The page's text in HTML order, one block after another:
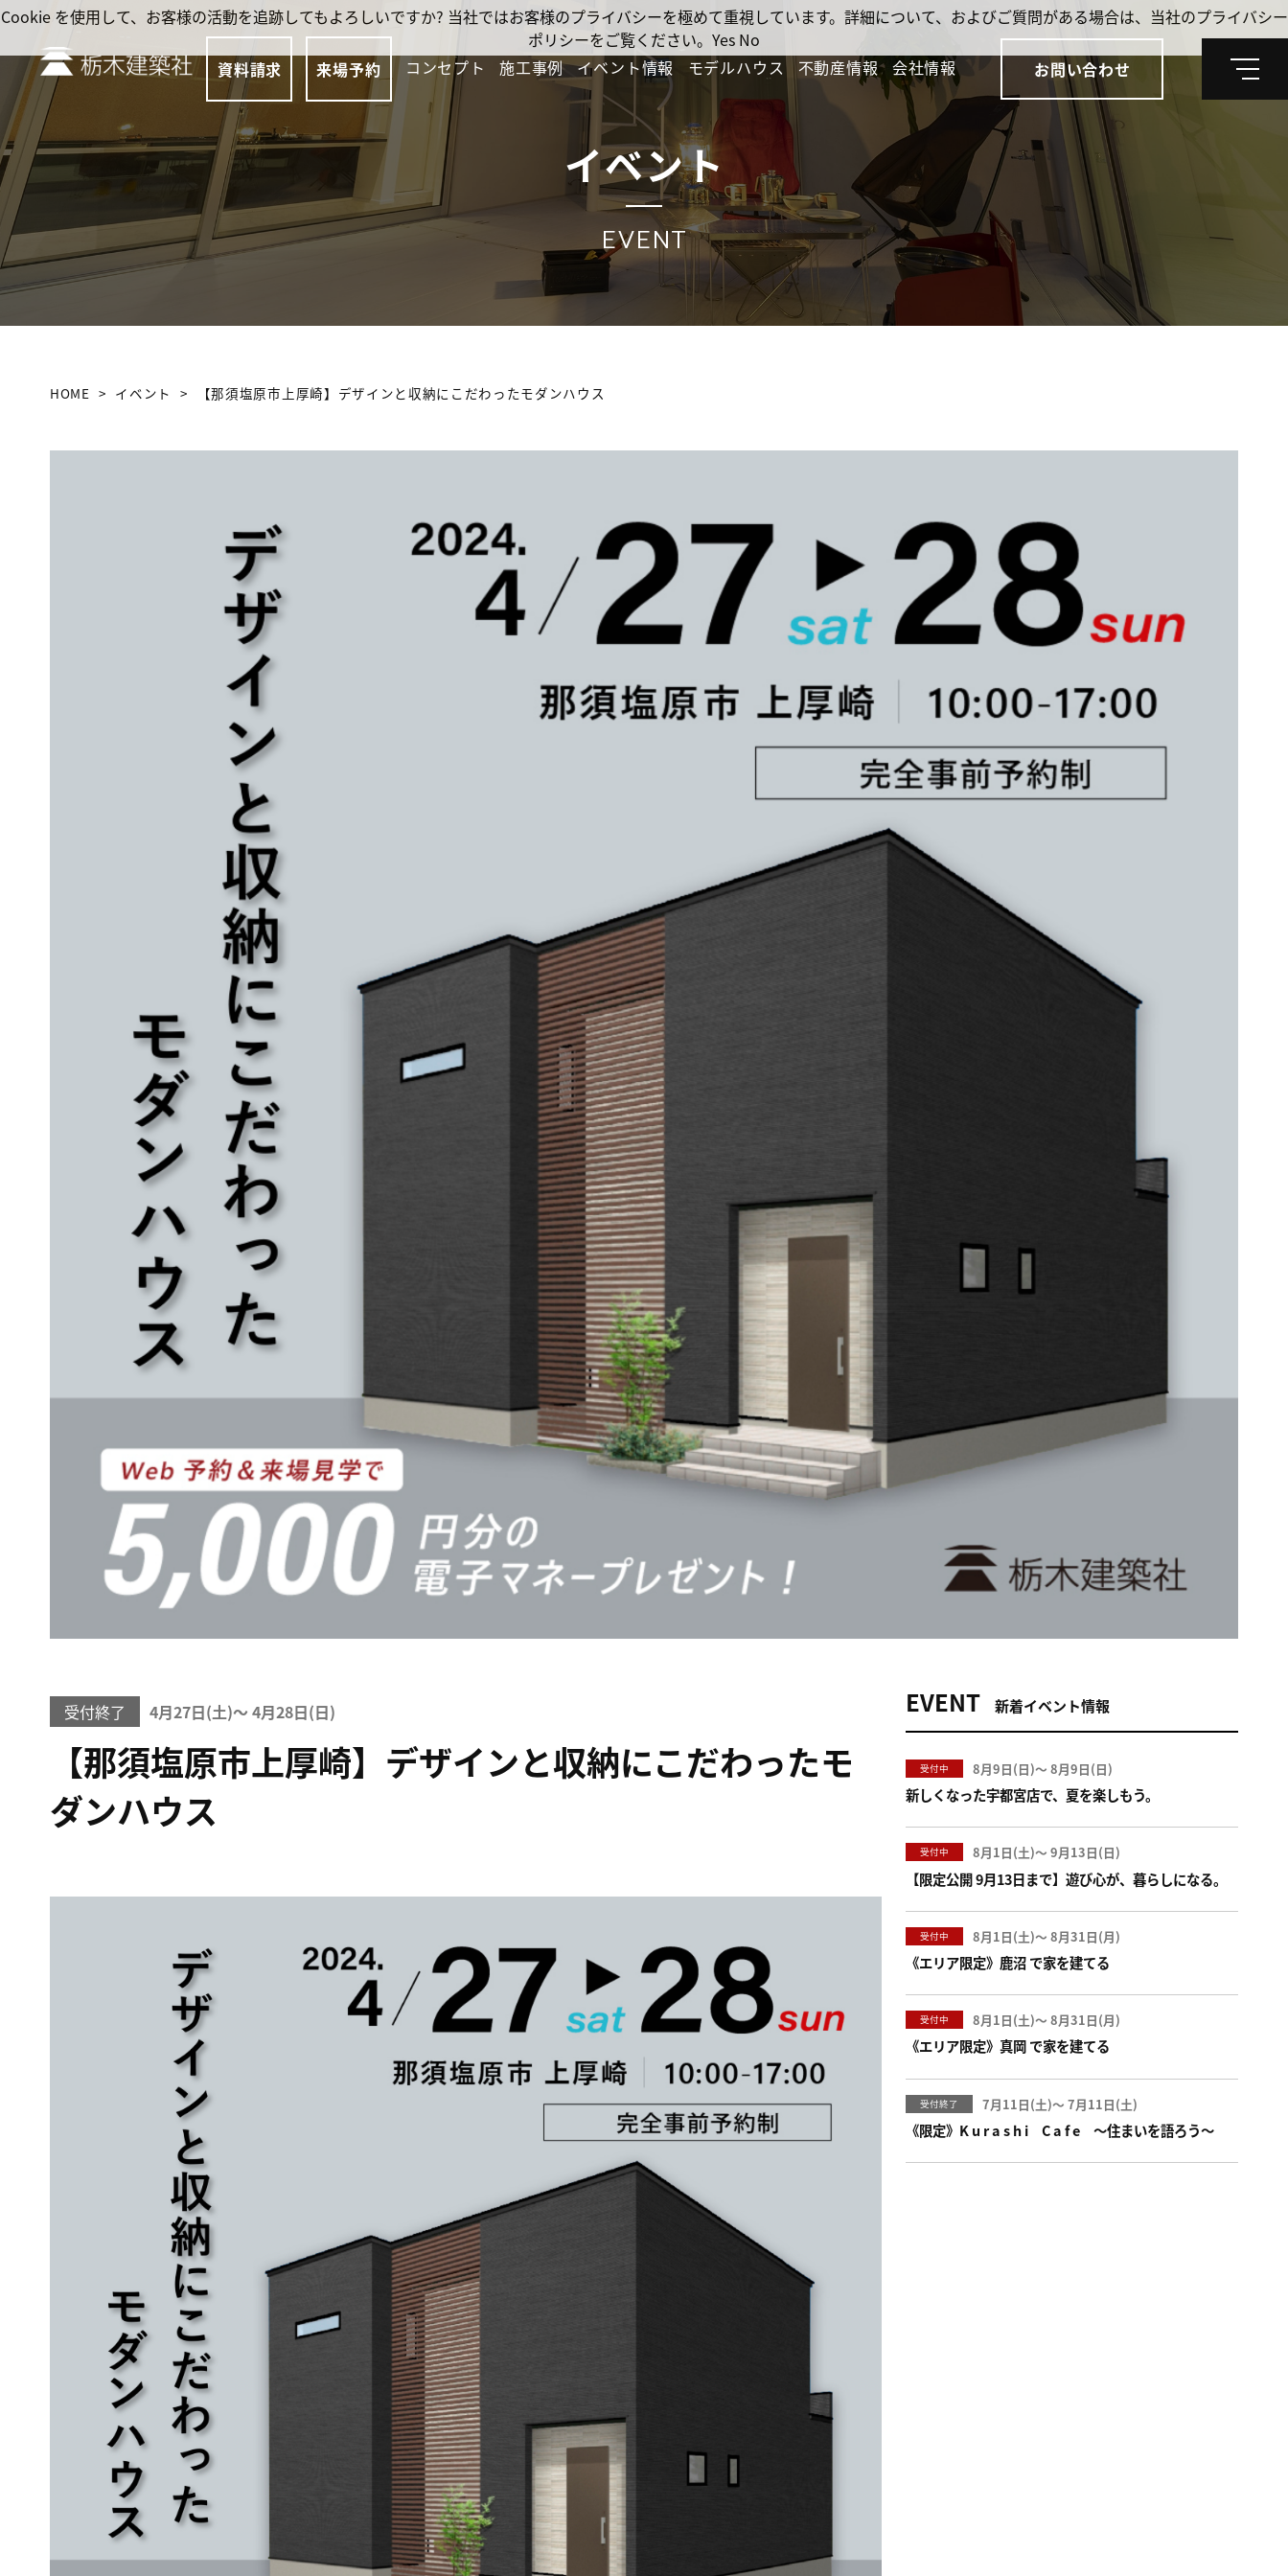
資料請求 来場予約 コンセプト 施工事例 イベント情報 モデルハウス 不動産情報 会社情報 お問い合わせ
メ
イベント
EVENT
HOME イベント 【那須塩原市上厚崎】デザインと収納にこだわったモダンハウス
受付終了 4月27日( )〜 4月28日( )
【那須塩原市上厚崎】デザインと収納にこだわったモ
ダンハウス
EVENT 新着イベント情報
受付中 8月9日( )〜 8月9日( )
新しくなった宇都宮店で、夏を楽しもう。
受付中 8月1日( )〜 9月13日( )
【限定公開 9月13日まで】遊び心が、暮らしになる。
受付中 8月1日( )〜 8月31日( )
《エリア限定》鹿沼 で家を建てる
受付中 8月1日( )〜 8月31日( )
《エリア限定》真岡 で家を建てる
受付終了 7月11日( )〜 7月11日( )
《限定》K u r a s h i C a f e ～住まいを語ろう～
Cookie を使用して、お客様の活動を追跡してもよろしいですか? 当社ではお客様のプライバシーを極めて重視しています。詳細について、およびご質問がある場合は、当社のプライバシー
ポリシーをご覧ください。 Yes No